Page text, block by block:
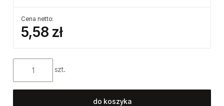
Cena netto:
5,58 zł
szt.
do koszyka